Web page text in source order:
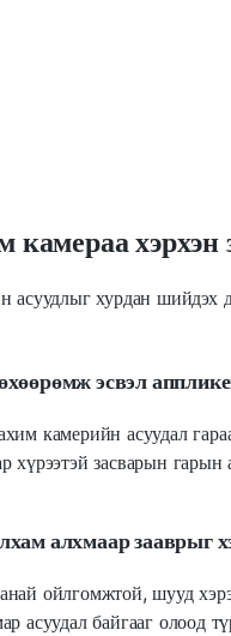
камераа хэрхэн
асуудлыг хурдан шийдэх
эсвэл
камерийн асуудал
хүрээтэй засварын гарын
алхмаар зааврыг
ойлгомжтой, шууд
асуудал байгааг олоод